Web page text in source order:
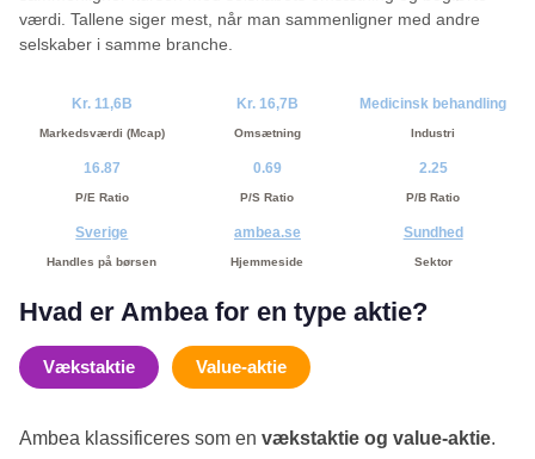
værdi. Tallene siger mest, når man sammenligner med andre
selskaber i samme branche.
Kr. 11,6B
Markedsværdi (Mcap)
Kr. 16,7B
Omsætning
Medicinsk behandling
Industri
16.87
P/E Ratio
0.69
P/S Ratio
2.25
P/B Ratio
Sverige
Handles på børsen
ambea.se
Hjemmeside
Sundhed
Sektor
Hvad er Ambea for en type aktie?
Vækstaktie Value-aktie
Ambea klassificeres som en vækstaktie og value-aktie.